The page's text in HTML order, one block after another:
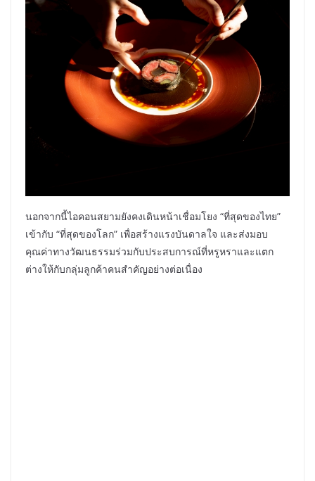
นอกจากนี้ไอคอนสยามยังคงเดินหน้าเชื่อมโยง “ที่สุดของไทย”
เข้ากับ “ที่สุดของโลก” เพื่อสร้างแรงบันดาลใจ และส่งมอบ
คุณค่าทางวัฒนธรรมร่วมกับประสบการณ์ที่หรูหราและแตก
ต่างให้กับกลุ่มลูกค้าคนสำคัญอย่างต่อเนื่อง